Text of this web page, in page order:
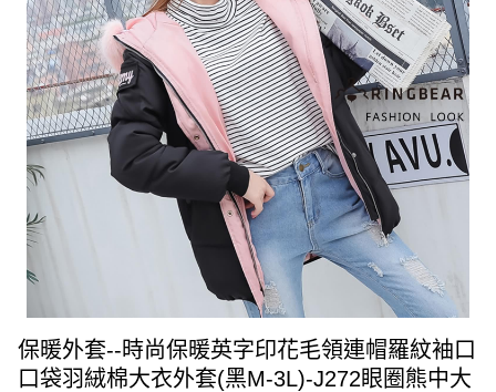
保暖外套--時尚保暖英字印花毛領連帽羅紋袖口
口袋羽絨棉大衣外套(黑M-3L)-J272眼圈熊中大